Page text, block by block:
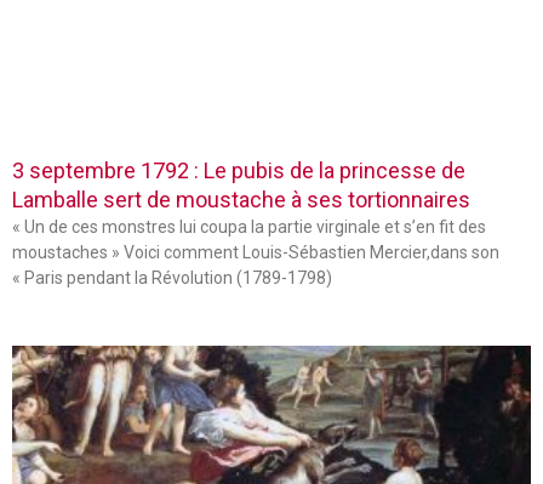
3 septembre 1792 : Le pubis de la princesse de
Lamballe sert de moustache à ses tortionnaires
« Un de ces monstres lui coupa la partie virginale et s’en fit des
moustaches » Voici comment Louis-Sébastien Mercier,dans son
« Paris pendant la Révolution (1789-1798)